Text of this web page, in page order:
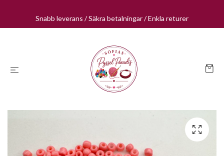
Snabb leverans / Säkra betalningar / Enkla returer